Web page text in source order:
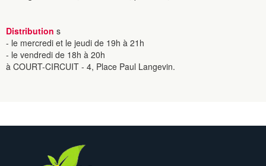
Distribution s
- le mercredi et le jeudi de 19h à 21h
- le vendredi de 18h à 20h
à COURT-CIRCUIT - 4, Place Paul Langevin.